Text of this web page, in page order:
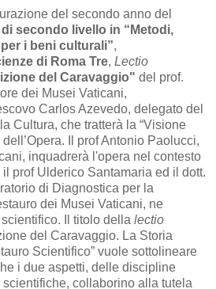
del secondo anno del
secondo livello in “Metodi,
i beni culturali”,
di Roma Tre, Lectio
del Caravaggio" del prof.
dei Musei Vaticani,
Carlos Azevedo, delegato del
Cultura, che tratterà la “Visione
Il prof Antonio Paolucci,
inquadrerà l'opera nel contesto
prof Ulderico Santamaria ed il dott.
di Diagnostica per la
dei Musei Vaticani, ne
Il titolo della lectio
del Caravaggio. La Storia
Scientifico” vuole sottolineare
i due aspetti, delle discipline
collaborino alla tutela